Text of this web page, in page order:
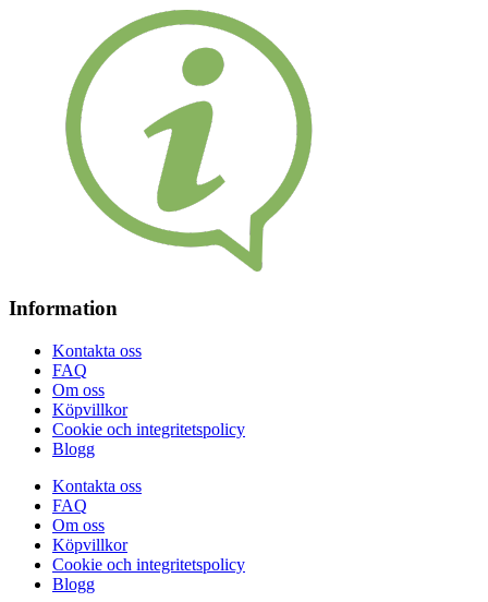
Information
Kontakta oss
FAQ
Om oss
Köpvillkor
Cookie och integritetspolicy
Blogg
Kontakta oss
FAQ
Om oss
Köpvillkor
Cookie och integritetspolicy
Blogg